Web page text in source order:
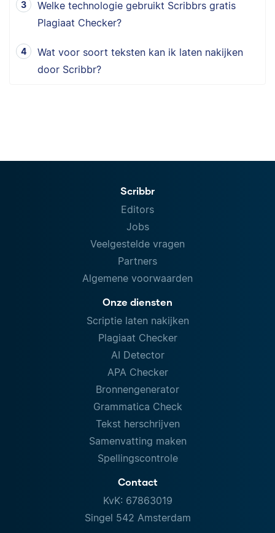
Welke technologie gebruikt Scribbrs gratis
Plagiaat Checker?
Wat voor soort teksten kan ik laten nakijken
door Scribbr?
Scribbr
Editors
Jobs
Veelgestelde vragen
Partners
Algemene voorwaarden
Onze diensten
Scriptie laten nakijken
Plagiaat Checker
AI Detector
APA Checker
Bronnengenerator
Grammatica Check
Tekst herschrijven
Samenvatting maken
Spellingscontrole
Contact
KvK: 67863019
Singel 542 Amsterdam